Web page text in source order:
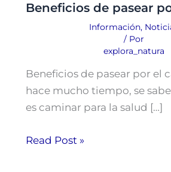
Beneficios de pasear
Información,
/ Por
explora_natura
Beneficios de pasear por el
hace mucho tiempo, se
es caminar para la salud […]
Read Post »